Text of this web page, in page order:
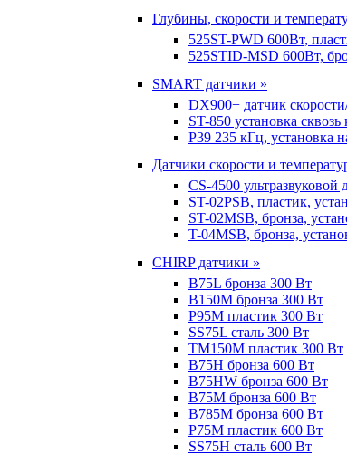
Глубины, скорости и
525ST-PWD 600Вт,
525STID-MSD 600Вт,
SMART датчики »
DX900+ датчик
ST-850 установка сквозь
P39 235 кГц, установка
Датчики скорости и
CS-4500
ST-02PSB, пластик,
ST-02MSB, бронза,
T-04MSB, бронза,
CHIRP датчики »
B75L бронза 300 Вт
B150M бронза 300 Вт
P95M пластик 300 Вт
SS75L сталь 300 Вт
TM150M пластик 300 Вт
B75H бронза 600 Вт
B75HW бронза 600 Вт
B75M бронза 600 Вт
B785M бронза 600 Вт
P75M пластик 600 Вт
SS75H сталь 600 Вт